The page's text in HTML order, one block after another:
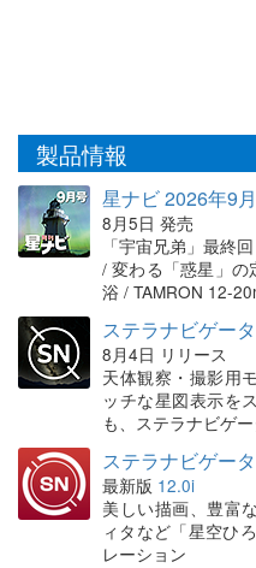
製品情報
星ナビ 2026年9
8月5日 発売
「宇宙兄弟」最終
/ 変わる「惑星」の
浴 / TAMRON 12-
ステラナビゲー
8月4日 リリース
天体観察・撮影用
ッチな星図表示を
も、ステラナビゲー
ステラナビゲー
最新版 12.0i
美しい描画、豊富
ィタなど「星空ひ
レーション